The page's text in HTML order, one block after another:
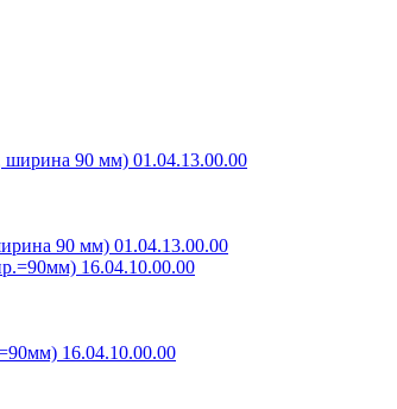
90 мм) 01.04.13.00.00
16.04.10.00.00